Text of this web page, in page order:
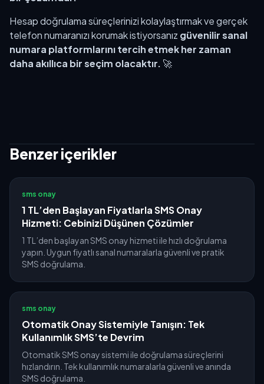
Hesap doğrulama süreçlerinizi kolaylaştırmak ve gerçek
telefon numaranızı korumak istiyorsanız güvenilir sanal
numara platformlarını tercih etmek her zaman
daha akıllıca bir seçim olacaktır. 🚀
Benzer içerikler
sms onay
1 TL’den Başlayan Fiyatlarla SMS Onay
Hizmeti: Cebinizi Düşünen Çözümler
1 TL’den başlayan SMS onay hizmeti ile hızlı doğrulama
yapın. Uygun fiyatlı sanal numaralarla güvenli ve pratik
SMS doğrulama.
sms onay
Otomatik Onay Sistemiyle Tanışın: Tek
Kullanımlık SMS’te Devrim
Otomatik SMS onay sistemi ile doğrulama süreçlerini
hızlandırın. Tek kullanımlık numaralarla güvenli ve anında
SMS doğrulama.